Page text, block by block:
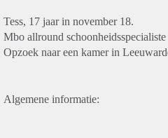
Tess, 17 jaar in november 18.
Mbo allround
Opzoek naar een kamer in
Algemene informatie: